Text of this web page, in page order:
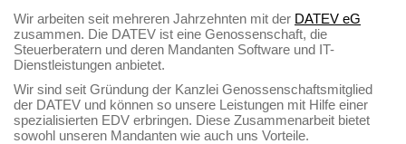
Wir arbeiten seit mehreren Jahrzehnten mit der DATEV eG
zusammen. Die DATEV ist eine Genossenschaft, die
Steuerberatern und deren Mandanten Software und IT-
Dienstleistungen anbietet.
Wir sind seit Gründung der Kanzlei Genossenschaftsmitglied
der DATEV und können so unsere Leistungen mit Hilfe einer
spezialisierten EDV erbringen. Diese Zusammenarbeit bietet
sowohl unseren Mandanten wie auch uns Vorteile.